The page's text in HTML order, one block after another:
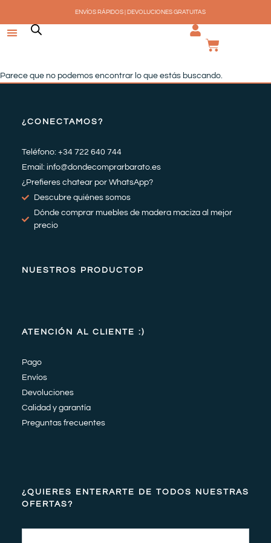
contenido
ENVÍOS RÁPIDOS | DEVOLUCIONES GRATUITAS
Parece que no podemos encontrar lo que estás buscando.
¿CONECTAMOS?
Teléfono: +34 722 640 744
Email: info@dondecomprarbarato.es
¿Prefieres chatear por WhatsApp?
Descubre quiénes somos
Dónde comprar muebles de madera maciza al mejor
precio
NUESTROS PRODUCTOP
ATENCIÓN AL CLIENTE :)
Pago
Envíos
Devoluciones
Calidad y garantía
Preguntas frecuentes
¿QUIERES ENTERARTE DE TODOS NUESTRAS
OFERTAS?